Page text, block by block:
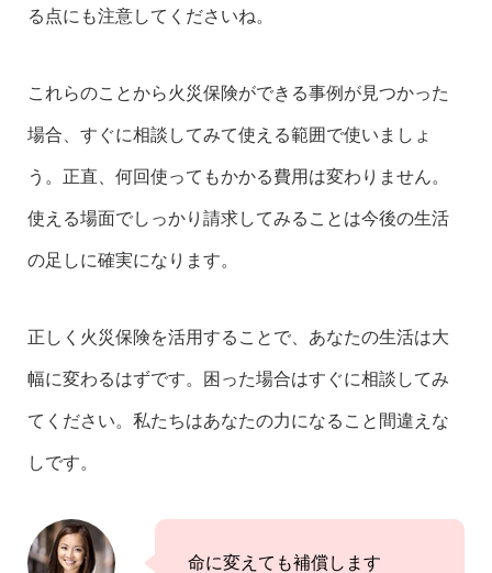
る点にも注意してくださいね。
これらのことから火災保険ができる事例が見つかった
場合、すぐに相談してみて使える範囲で使いましょ
う。正直、何回使ってもかかる費用は変わりません。
使える場面でしっかり請求してみることは今後の生活
の足しに確実になります。
正しく火災保険を活用することで、あなたの生活は大
幅に変わるはずです。困った場合はすぐに相談してみ
てください。私たちはあなたの力になること間違えな
しです。
命に変えても補償します